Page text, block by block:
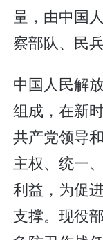
量，由中国
察部队、民兵
中国人民解
组成，在新
共产党领导
主权、统一
利益，为促
支撑。现役